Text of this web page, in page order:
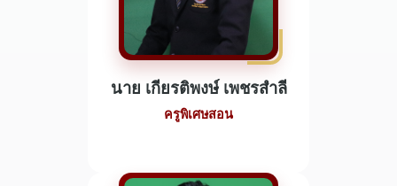
นาย เกียรติพงษ์ เพชรสำลี
ครูพิเศษสอน